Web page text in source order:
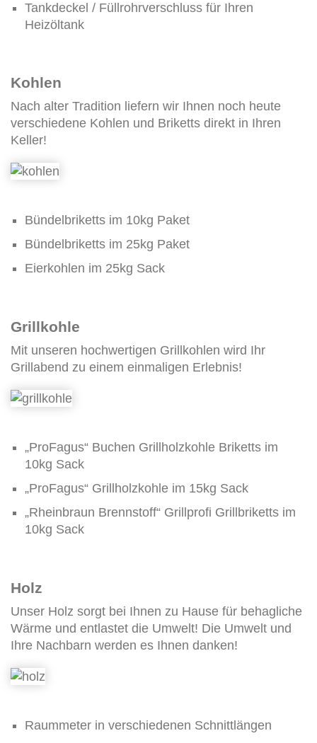
Tankdeckel / Füllrohrverschluss für Ihren
Heizöltank
Kohlen
Nach alter Tradition liefern wir Ihnen noch heute
verschiedene Kohlen und Briketts direkt in Ihren
Keller!
Bündelbriketts im 10kg Paket
Bündelbriketts im 25kg Paket
Eierkohlen im 25kg Sack
Grillkohle
Mit unseren hochwertigen Grillkohlen wird Ihr
Grillabend zu einem einmaligen Erlebnis!
„ProFagus“ Buchen Grillholzkohle Briketts im
10kg Sack
„ProFagus“ Grillholzkohle im 15kg Sack
„Rheinbraun Brennstoff“ Grillprofi Grillbriketts im
10kg Sack
Holz
Unser Holz sorgt bei Ihnen zu Hause für behagliche
Wärme und entlastet die Umwelt! Die Umwelt und
Ihre Nachbarn werden es Ihnen danken!
Raummeter in verschiedenen Schnittlängen